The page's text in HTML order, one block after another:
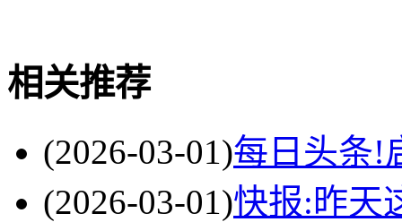
相关推荐
(2026-03-01)每日头条!
(2026-03-01)快报:昨天